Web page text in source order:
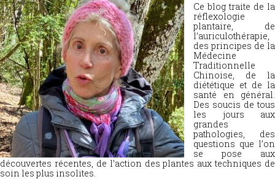
Ce blog traite de la
réflexologie
plantaire, de
l’auriculothérapie,
des principes de la
Médecine
Traditionnelle
Chinoise, de la
diététique et de la
santé en général.
Des soucis de tous
les jours aux
grandes
pathologies, des
questions que l’on
se pose aux
découvertes récentes, de l’action des plantes aux techniques de
soin les plus insolites.